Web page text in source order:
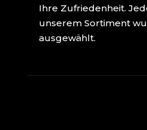
Ihre Zufriedenheit.
unserem Sortiment
ausgewählt.